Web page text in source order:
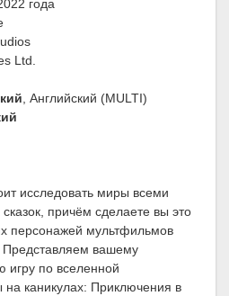
года
Ltd.
, Английский (MULTI)
исследовать миры всеми
сказок, причём сделаете вы это
персонажей мультфильмов
Представляем вашему
по вселенной
каникулах: Приключения в